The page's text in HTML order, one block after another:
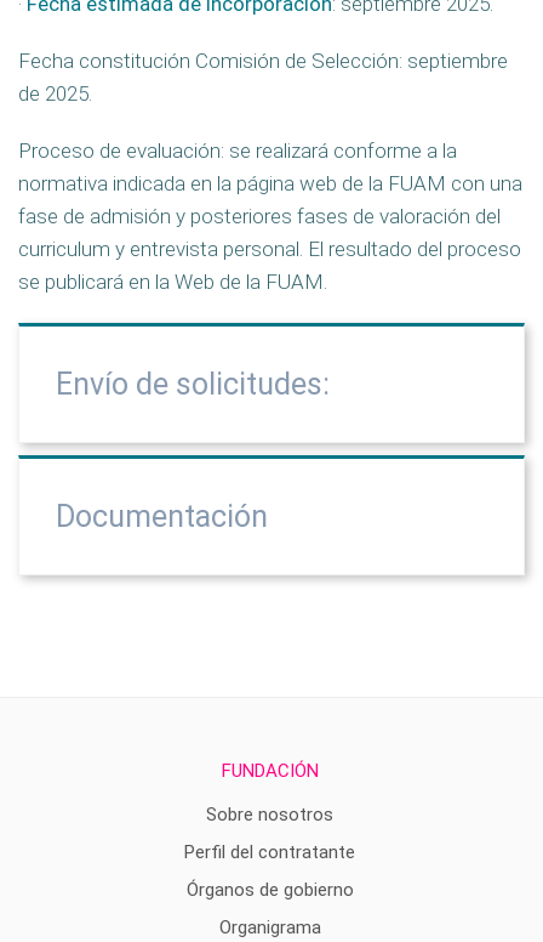
Fecha constitución Comisión de Selección: septiembre
de 2025.
Proceso de evaluación: se realizará conforme a la
normativa indicada en la página web de la FUAM con una
fase de admisión y posteriores fases de valoración del
curriculum y entrevista personal. El resultado del proceso
se publicará en la Web de la FUAM.
Envío de solicitudes:
Documentación
FUNDACIÓN
Sobre nosotros
Perfil del contratante
Órganos de gobierno
Organigrama